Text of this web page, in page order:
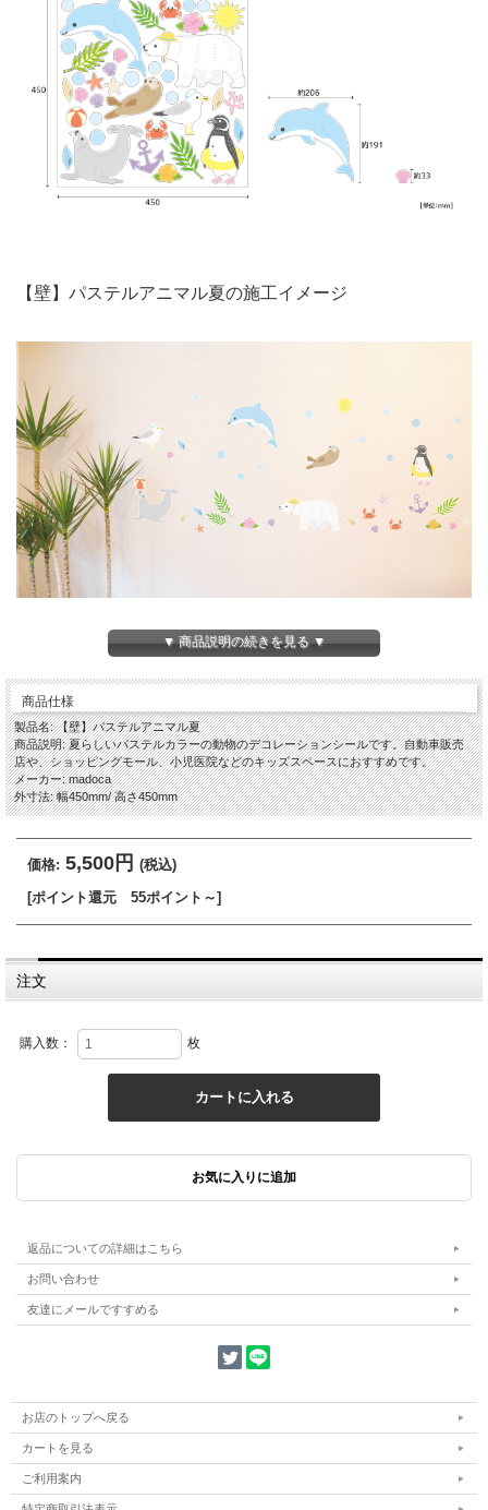
【壁】パステルアニマル夏の施工イメージ
▼ 商品説明の続きを見る ▼
商品仕様
製品名: 【壁】パステルアニマル夏
商品説明: 夏らしいパステルカラーの動物のデコレーションシールです。自動車販売
店や、ショッピングモール、小児医院などのキッズスペースにおすすめです。
メーカー: madoca
外寸法: 幅450mm/ 高さ450mm
価格: 5,500円 (税込)
[ポイント還元 55ポイント～]
注文
購入数： 枚
返品についての詳細はこちら
お問い合わせ
友達にメールですすめる
お店のトップへ戻る
カートを見る
ご利用案内